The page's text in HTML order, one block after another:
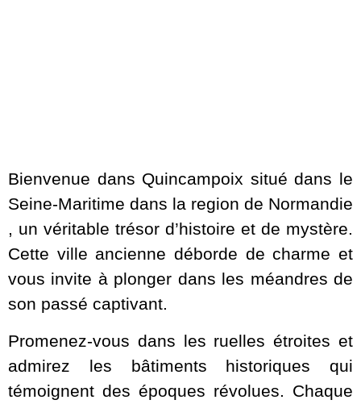
Bienvenue dans Quincampoix situé dans le
Seine-Maritime dans la region de Normandie
, un véritable trésor d’histoire et de mystère.
Cette ville ancienne déborde de charme et
vous invite à plonger dans les méandres de
son passé captivant.
Promenez-vous dans les ruelles étroites et
admirez les bâtiments historiques qui
témoignent des époques révolues. Chaque